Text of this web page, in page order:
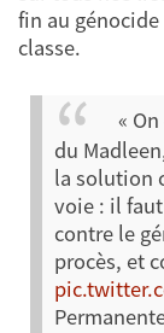
fin au
classe.
«
du
la solution
voie : il
contre le
procès, et